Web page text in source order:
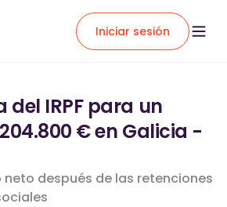
Iniciar sesión
IRPF para un
€ en Galicia -
después de las retenciones